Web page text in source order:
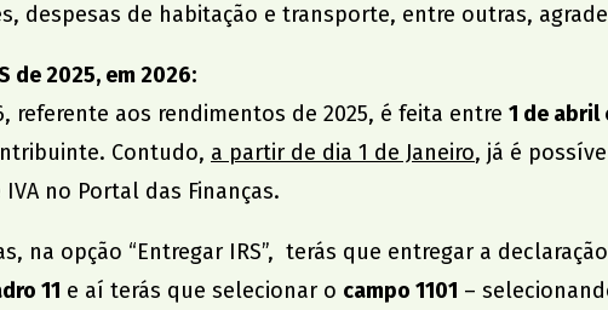
despesas de habitação e transporte, entre outras,
de 2025, em 2026:
referente aos rendimentos de 2025, é feita entre 1 de abril
Contudo, a partir de dia 1 de Janeiro, já é
no Portal das Finanças.
na opção “Entregar IRS”, terás que entregar a
11 e aí terás que selecionar o campo 1101 –